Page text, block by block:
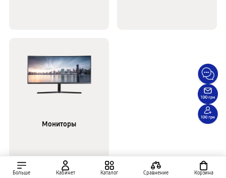
Мониторы
Больше Кабинет Каталог Сравнение Корзина